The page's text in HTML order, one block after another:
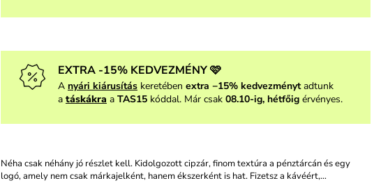
EXTRA -15% KEDVEZMÉNY 🩷
A nyári kiárusítás keretében extra −15% kedvezménytadtunk
a táskákra a TAS15kóddal. Már csak08.10-ig, hétfőigérvényes.
Néha csak néhány jó részlet kell. Kidolgozott cipzár, finom textúra a pénztárcán és egy
logó, amely nem csak márkajelként, hanem ékszerként is hat. Fizetsz a kávéért,…